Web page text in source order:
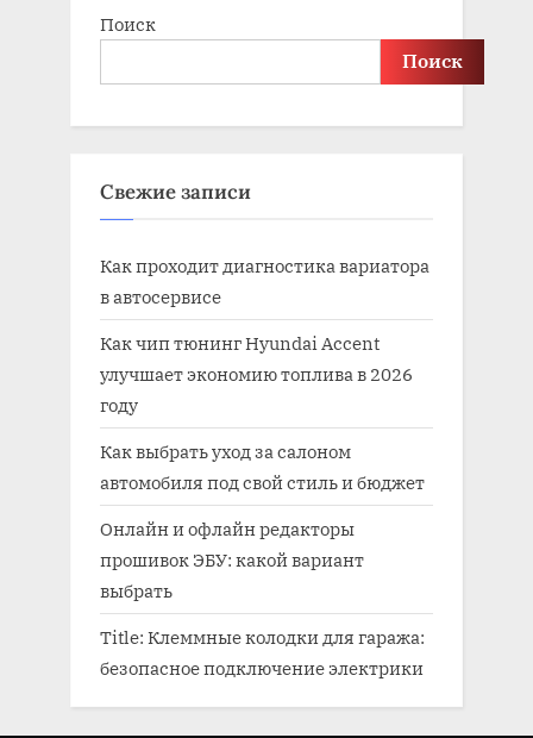
Поиск
Поиск
Свежие записи
Как проходит диагностика вариатора
в автосервисе
Как чип тюнинг Hyundai Accent
улучшает экономию топлива в 2026
году
Как выбрать уход за салоном
автомобиля под свой стиль и бюджет
Онлайн и офлайн редакторы
прошивок ЭБУ: какой вариант
выбрать
Title: Клеммные колодки для гаража:
безопасное подключение электрики